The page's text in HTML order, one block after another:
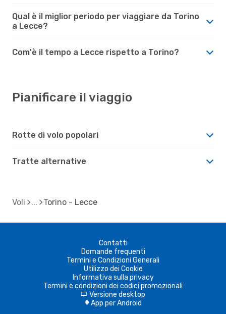
Qual è il miglior periodo per viaggiare da Torino
a Lecce?
Com'è il tempo a Lecce rispetto a Torino?
Pianificare il viaggio
Rotte di volo popolari
Tratte alternative
Voli Torino - Lecce
Contatti
Domande frequenti
Termini e Condizioni Generali
Utilizzo dei Cookie
Informativa sulla privacy
Termini e condizioni dei codici promozionali
d Versione desktop
A App per Android